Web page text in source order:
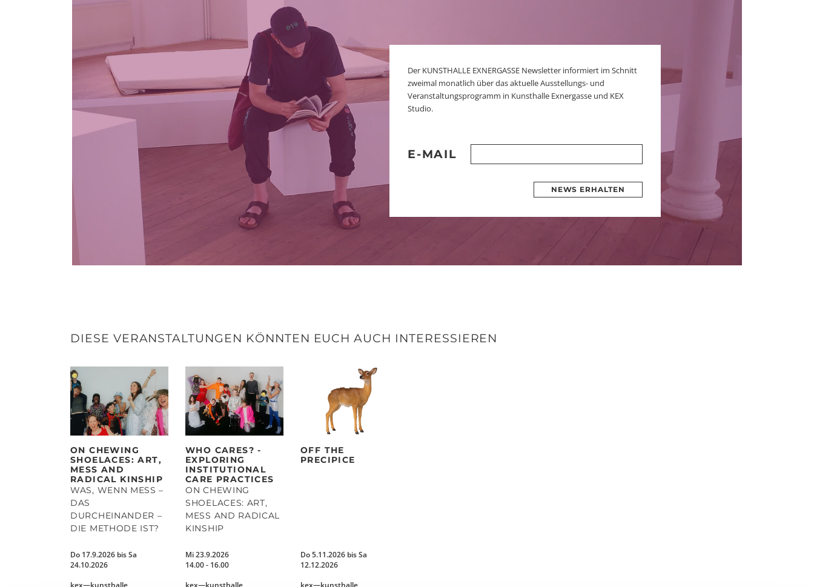
Der KUNSTHALLE EXNERGASSE Newsletter informiert im Schnitt
zweimal monatlich über das aktuelle Ausstellungs- und
Veranstaltungsprogramm in Kunsthalle Exnergasse und KEX
Studio.
E-MAIL
NEWS ERHALTEN
DIESE VERANSTALTUNGEN KÖNNTEN EUCH AUCH INTERESSIEREN
ON CHEWING
SHOELACES: ART,
MESS AND
RADICAL KINSHIP
WAS, WENN MESS –
DAS
DURCHEINANDER –
DIE METHODE IST?
Do 17.9.2026 bis Sa
24.10.2026
kex—kunsthalle
WHO CARES? -
EXPLORING
INSTITUTIONAL
CARE PRACTICES
ON CHEWING
SHOELACES: ART,
MESS AND RADICAL
KINSHIP
Mi 23.9.2026
14.00 - 16.00
kex—kunsthalle
OFF THE
PRECIPICE
Do 5.11.2026 bis Sa
12.12.2026
kex—kunsthalle